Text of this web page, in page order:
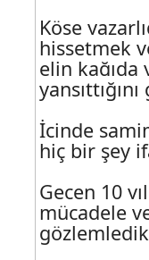
Köşe
hissetmek
elin kağıda
İçinde
hiç bir şey
Geçen 10
mücadele